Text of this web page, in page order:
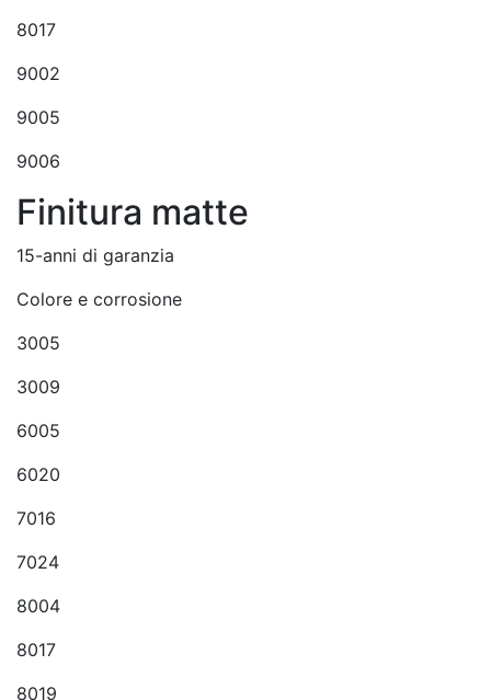
8017
9002
9005
9006
Finitura matte
15-anni di garanzia
Colore e corrosione
3005
3009
6005
6020
7016
7024
8004
8017
8019